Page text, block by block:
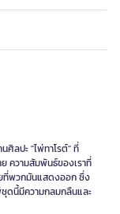
ลปะ "ไพ่ทาโรต์" ที่
ความสัมพันธ์ของเราที่
ที่พวกมันแสดงออก ซึ่ง
ชุดนี้มีความกลมกลืนและ